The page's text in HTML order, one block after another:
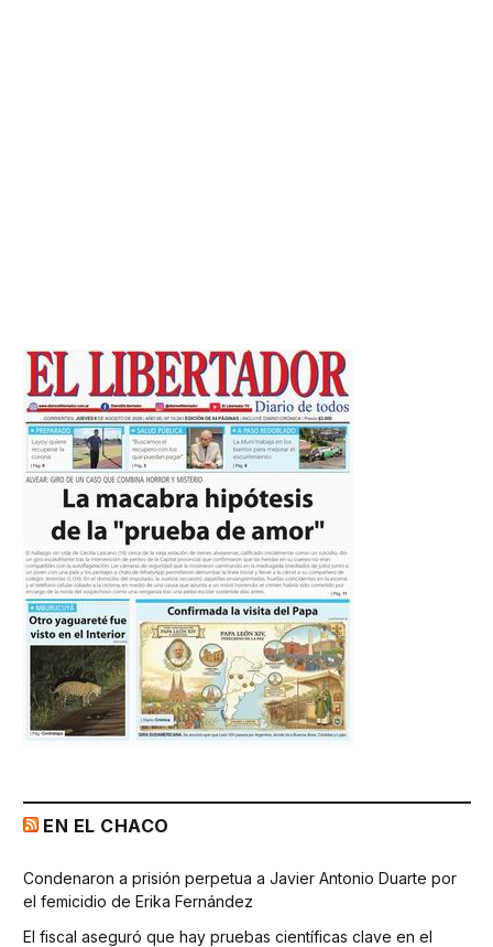
EN EL CHACO
Condenaron a prisión perpetua a Javier Antonio Duarte por
el femicidio de Erika Fernández
El fiscal aseguró que hay pruebas científicas clave en el